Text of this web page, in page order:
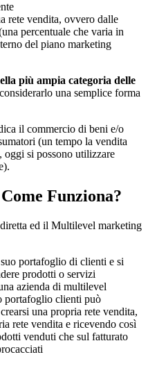
rete vendita, ovvero dalle
percentuale che varia in
del piano marketing
più ampia categoria delle
una semplice forma
il commercio di beni e/o
(un tempo la vendita
, oggi si possono utilizzare
Funziona?
ed il Multilevel marketing
portafoglio di clienti e si
prodotti o servizi
azienda di multilevel
portafoglio clienti può
una propria rete vendita,
rete vendita e ricevendo così
venduti che sul fatturato